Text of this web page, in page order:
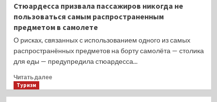
Якутии
усиливают
контроль
предприятий-
недропользователей
Стюардесса призвала пассажиров никогда не
пользоваться самым распространенным
предметом в самолете
О рисках, связанных с использованием одного из самых
распространённых предметов на борту самолёта — столика
для еды — предупредила стюардесса...
Читать далееПрочитать
Туризм